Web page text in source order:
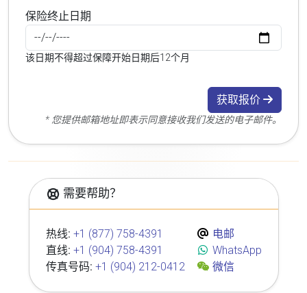
保险终止日期
该日期不得超过保障开始日期后12个月
获取报价
* 您提供邮箱地址即表示同意接收我们发送的电子邮件。
需要帮助？
热线: +1 (877) 758-4391
直线: +1 (904) 758-4391
传真号码: +1 (904) 212-0412
电邮
WhatsApp
微信